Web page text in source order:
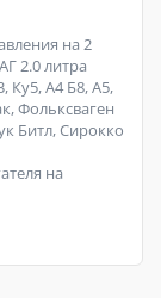
на 2
2.0 литра
Ку5, А4 Б8, А5,
Фольксваген
Битл, Сирокко
на